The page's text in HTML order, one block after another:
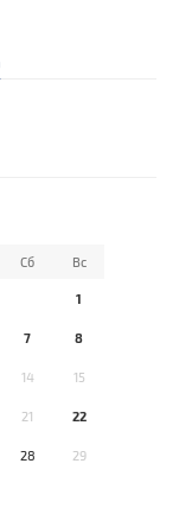
Сб Вс
1
7 8
14 15
21 22
28 29